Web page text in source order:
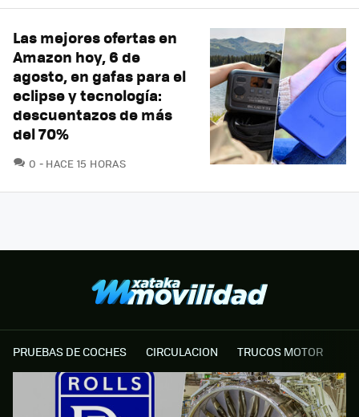
Las mejores ofertas en
Amazon hoy, 6 de
agosto, en gafas para el
eclipse y tecnología:
descuentazos de más
del 70%
0 COMENTARIOS
HACE 15 HORAS
PRUEBAS DE COCHES CIRCULACION TRUCOS MOTOR